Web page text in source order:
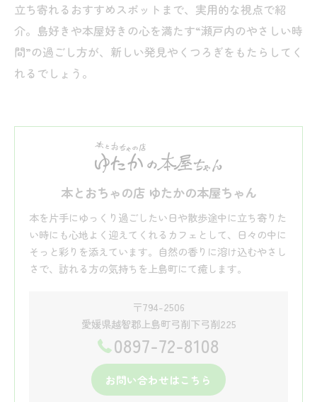
立ち寄れるおすすめスポットまで、実用的な視点で紹
介。島好きや本屋好きの心を満たす“瀬戸内のやさしい時
間”の過ごし方が、新しい発見やくつろぎをもたらしてく
れるでしょう。
本とおちゃの店 ゆたかの本屋ちゃん
本を片手にゆっくり過ごしたい日や散歩途中に立ち寄りた
い時にも心地よく迎えてくれるカフェとして、日々の中に
そっと彩りを添えています。自然の香りに溶け込むやさし
さで、訪れる方の気持ちを上島町にて癒します。
〒794-2506
愛媛県越智郡上島町弓削下弓削225
0897-72-8108
お問い合わせはこちら